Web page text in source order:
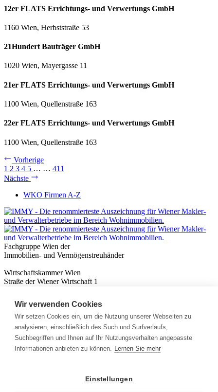
12er FLATS Errichtungs- und Verwertungs GmbH
1160 Wien, Herbststraße 53
21Hundert Bauträger GmbH
1020 Wien, Mayergasse 11
21er FLATS Errichtungs- und Verwertungs GmbH
1100 Wien, Quellenstraße 163
22er FLATS Errichtungs- und Verwertungs GmbH
1100 Wien, Quellenstraße 163
Vorherige
1 2 3 4 5 … … 411
Nächste
WKO Firmen A-Z
Fachgruppe Wien der
Immobilien- und Vermögenstreuhänder
Wirtschaftskammer Wien
Straße der Wiener Wirtschaft 1
Nützliches
Immobilienwissen
Formulare & Rechner
Expert:innen
Info
Wir verwenden Cookies
Wir setzen Cookies ein, um die Nutzung unserer Webseiten zu
analysieren, einschließlich des Such und Surfverlaufs,
Suchbegriffen und Ihnen auf Ihr Nutzungsverhalten angepasste
Informationen anbieten zu können. Lernen Sie mehr
Einstellungen